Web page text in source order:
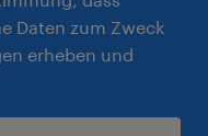
Daten zum Zweck
erheben und